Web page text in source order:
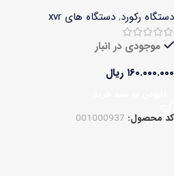
دستگاه رکورد, دستگاه های xvr
موجودی در انبار
۱۶۰.۰۰۰.۰۰۰ ریال
کد محصول: 001000937